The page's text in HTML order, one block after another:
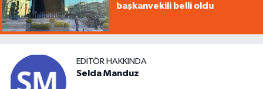
başkanvekili belli oldu
EDITÖR HAKKINDA
Selda Manduz